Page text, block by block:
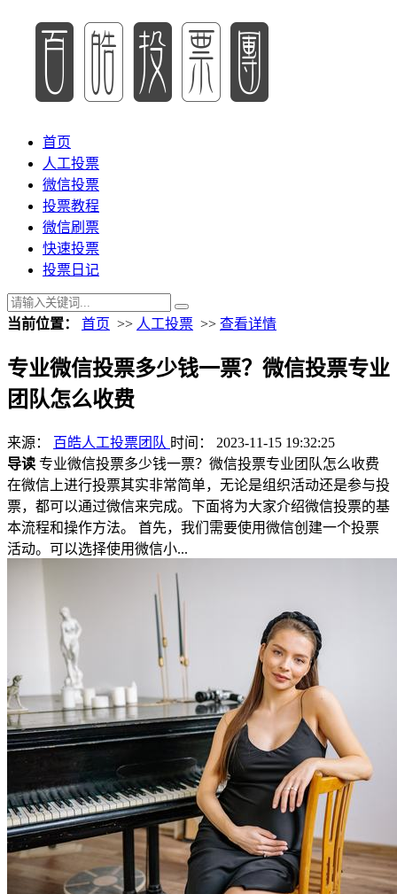
首页
人工投票
微信投票
投票教程
微信刷票
快速投票
投票日记
当前位置： 首页 >> 人工投票 >> 查看详情
专业微信投票多少钱一票？微信投票专业
团队怎么收费
来源： 百皓人工投票团队 时间： 2023-11-15 19:32:25
导读 专业微信投票多少钱一票？微信投票专业团队怎么收费
在微信上进行投票其实非常简单，无论是组织活动还是参与投
票，都可以通过微信来完成。下面将为大家介绍微信投票的基
本流程和操作方法。 首先，我们需要使用微信创建一个投票
活动。可以选择使用微信小...